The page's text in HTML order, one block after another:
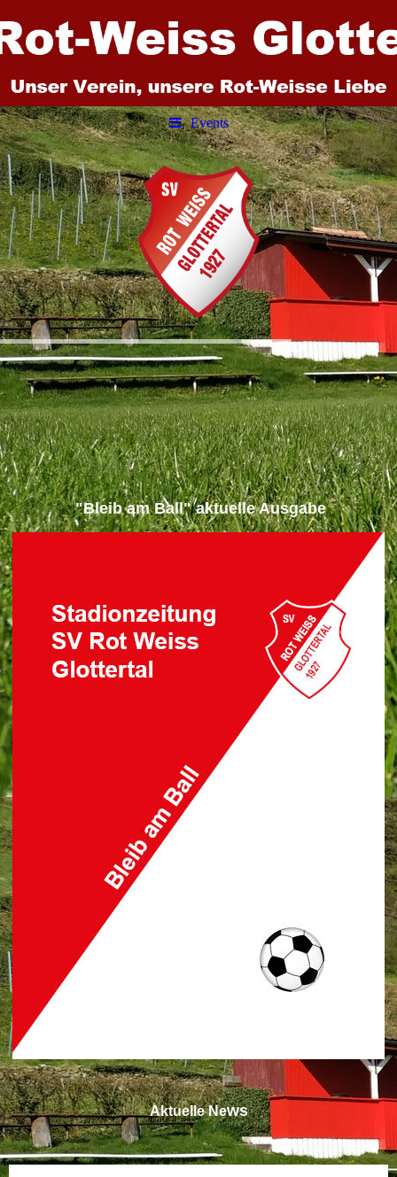
Events
SV Rot Weiss Glottertal
"Bleib am Ball" aktuelle Ausgabe
Aktuelle News